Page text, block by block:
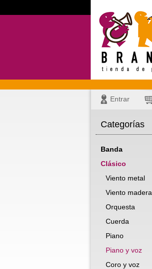
Entrar
Categorías
Banda
Clásico
Viento metal
Viento madera
Orquesta
Cuerda
Piano
Piano y voz
Coro y voz